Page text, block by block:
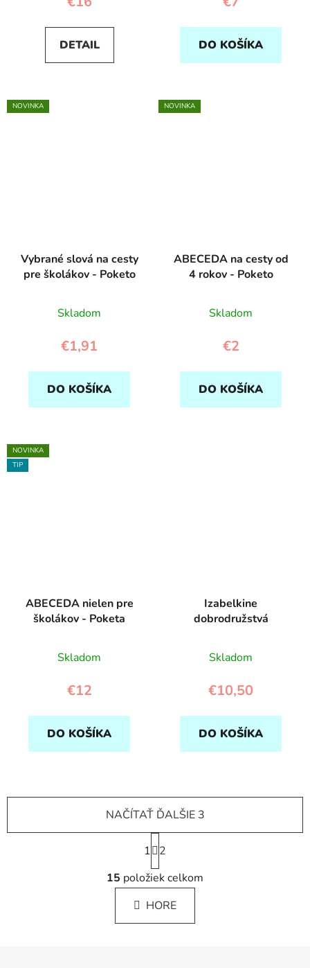
DETAIL DO KOŠÍKA
NOVINKA
Vybrané slová na cesty
pre školákov - Poketo
Skladom
€1,91
DO KOŠÍKA
NOVINKA
ABECEDA na cesty od
4 rokov - Poketo
Skladom
€2
DO KOŠÍKA
NOVINKA
TIP
ABECEDA nielen pre
školákov - Poketa
Skladom
€12
DO KOŠÍKA
Izabelkine
dobrodružstvá
Skladom
€10,50
DO KOŠÍKA
O
v
l
á
d
NAČÍTAŤ ĎALŠIE 3
S
t
r
á
n
k
1
2
15 položiek celkom
HORE